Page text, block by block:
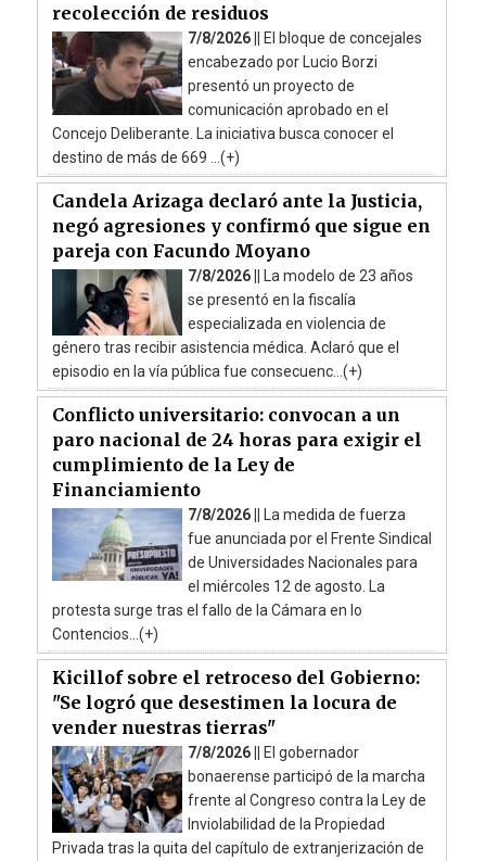
recolección de residuos
7/8/2026 ||
El bloque de concejales
encabezado por Lucio Borzi
presentó un proyecto de
comunicación aprobado en el
Concejo Deliberante. La iniciativa busca conocer el
destino de más de 669 ...(+)
Candela Arizaga declaró ante la Justicia,
negó agresiones y confirmó que sigue en
pareja con Facundo Moyano
7/8/2026 ||
La modelo de 23 años
se presentó en la fiscalía
especializada en violencia de
género tras recibir asistencia médica. Aclaró que el
episodio en la vía pública fue consecuenc...(+)
Conflicto universitario: convocan a un
paro nacional de 24 horas para exigir el
cumplimiento de la Ley de
Financiamiento
7/8/2026 ||
La medida de fuerza
fue anunciada por el Frente Sindical
de Universidades Nacionales para
el miércoles 12 de agosto. La
protesta surge tras el fallo de la Cámara en lo
Contencios...(+)
Kicillof sobre el retroceso del Gobierno:
"Se logró que desestimen la locura de
vender nuestras tierras"
7/8/2026 ||
El gobernador
bonaerense participó de la marcha
frente al Congreso contra la Ley de
Inviolabilidad de la Propiedad
Privada tras la quita del capítulo de extranjerización de